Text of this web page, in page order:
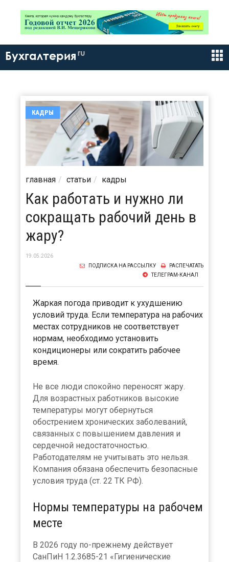
Бухгалтерия ru
КАДРЫ
главная статьи кадры
Как работать и нужно ли
сокращать рабочий день в
жару?
19.05.2026
РАСПЕЧАТАТЬ
ПОДПИСКА НА РАССЫЛКУ
ТЕЛЕГРАМ-КАНАЛ
Жаркая погода приводит к ухудшению
условий труда. Если температура на рабочих
местах сотрудников не соответствует
нормам, необходимо установить
кондиционеры или сократить рабочее
время.
Не все люди спокойно переносят жару.
Для возрастных работников высокие
температуры могут обернуться
обострением хронических заболеваний,
связанных с повышением давления и
сердечной недостаточностью.
Работодателям не учитывать это нельзя.
Компания обязана обеспечить безопасные
условия труда (ст. 22 ТК РФ).
Нормы температуры на рабочем
месте
В 2026 году по-прежнему действует
СанПиН 1.2.3685-21 «Гигиенические